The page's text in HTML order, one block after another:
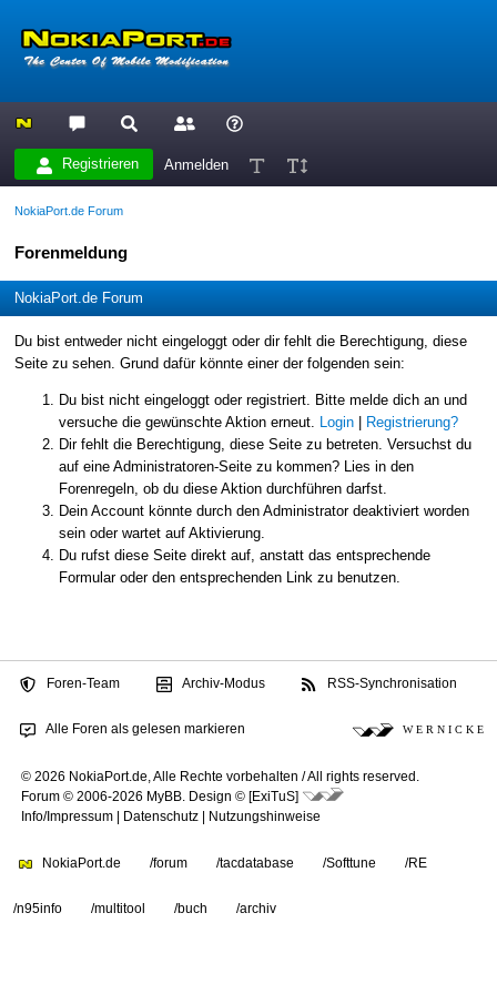
Registrieren Anmelden
NokiaPort.de Forum
Forenmeldung
NokiaPort.de Forum
Du bist entweder nicht eingeloggt oder dir fehlt die Berechtigung, diese
Seite zu sehen. Grund dafür könnte einer der folgenden sein:
Du bist nicht eingeloggt oder registriert. Bitte melde dich an und
versuche die gewünschte Aktion erneut.
Login|
Registrierung?
Dir fehlt die Berechtigung, diese Seite zu betreten. Versuchst du
auf eine Administratoren-Seite zu kommen? Lies in den
Forenregeln, ob du diese Aktion durchführen darfst.
Dein Account könnte durch den Administrator deaktiviert worden
sein oder wartet auf Aktivierung.
Du rufst diese Seite direkt auf, anstatt das entsprechende
Formular oder den entsprechenden Link zu benutzen.
Foren-Team Archiv-Modus RSS-Synchronisation
Alle Foren als gelesen markieren W E R N I C K E
© 2026 NokiaPort.de, Alle Rechte vorbehalten /All rights reserved.
Forum © 2006-2026 MyBB
Design © [ExiTuS]
Info/Impressum
Datenschutz Nutzungshinweise
NokiaPort.de /forum /tacdatabase /Softtune /RE
/n95info /multitool /buch /archiv